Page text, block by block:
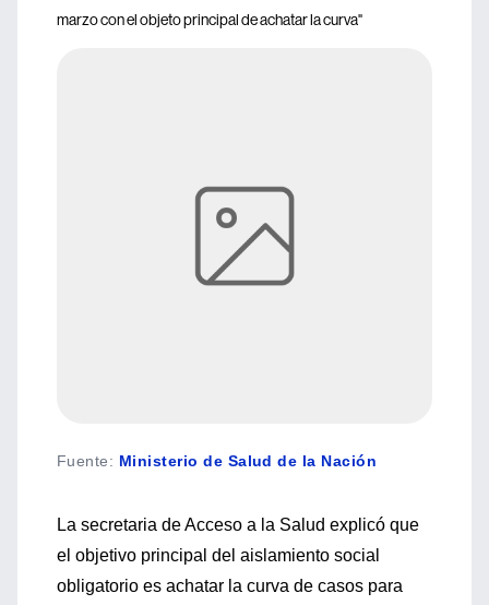
marzo con el objeto principal de achatar la curva"
Fuente: Ministerio de Salud de la Nación
La secretaria de Acceso a la Salud explicó que
el objetivo principal del aislamiento social
obligatorio es achatar la curva de casos para